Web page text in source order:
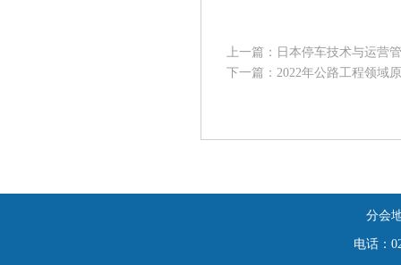
上一篇：日本停车技术与运营
下一篇：2022年公路工程领域
分会
电话：